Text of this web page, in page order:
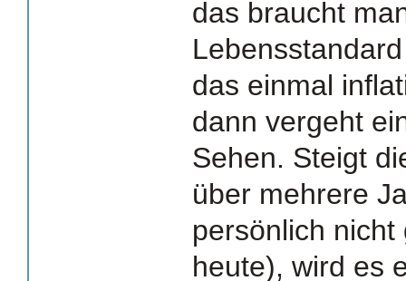
das braucht
das einmal
dann vergeht
Sehen. Steigt
über mehrere
persönlich
heute), wird es